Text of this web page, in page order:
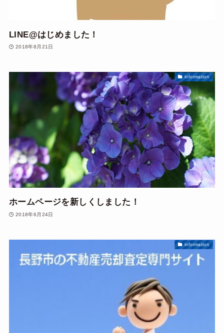
LINE@はじめました！
2018年8月21日
information
ホームページを新しくしました！
2018年6月24日
information